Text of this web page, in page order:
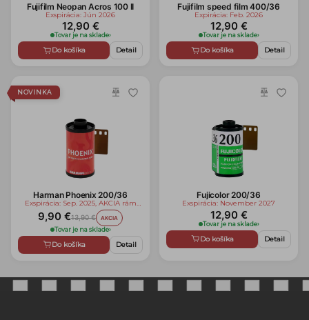
Fujifilm Neopan Acros 100 II
Exspirácia: Jún 2026
12,90 €
Tovar je na sklade›
Do košíka Detail
Fujifilm speed film 400/36
Expirácia: Feb. 2026
12,90 €
Tovar je na sklade›
Do košíka Detail
NOVINKA
Harman Phoenix 200/36
Exspirácia: Sep. 2025, AKCIA rám
zadarmo
9,90 €13,90 € AKCIA
Tovar je na sklade›
Do košíka Detail
Fujicolor 200/36
Exspirácia: November 2027
12,90 €
Tovar je na sklade›
Do košíka Detail